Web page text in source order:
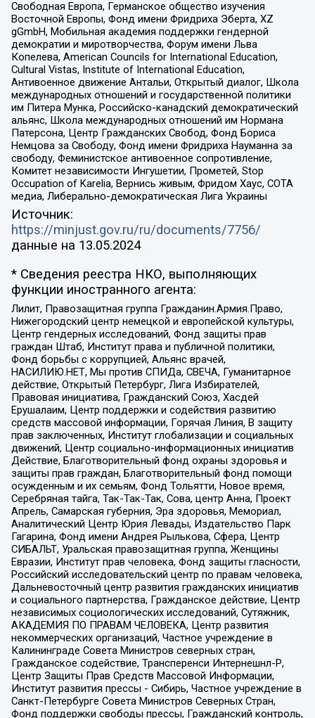
Свободная Европа, Германское общество изучения
Восточной Европы, Фонд имени Фридриха Эберта, XZ
gGmbH, Мобильная академия поддержки гендерной
демократии и миротворчества, Форум имени Льва
Копелева, American Councils for International Education,
Cultural Vistas, Institute of International Education,
Антивоенное движение Антальи, Открытый диалог, Школа
международных отношений и государственной политики
им Питера Мунка, Российско-канадский демократический
альянс, Школа международных отношений им Нормана
Патерсона, Центр Гражданских Свобод, Фонд Бориса
Немцова за Свободу, Фонд имени Фридриха Науманна за
свободу, Феминистское антивоенное сопротивление,
Комитет независимости Ингушетии, Прометей, Stop
Occupation of Karelia, Вернись живым, Фридом Хаус, СОТА
медиа, Либерально-демократическая Лига Украины
Источник:
https://minjust.gov.ru/ru/documents/7756/
данные на 13.05.2024
* Сведения реестра НКО, выполняющих
функции иностранного агента:
Лилит, Правозащитная группа Гражданин.Армия.Право,
Нижегородский центр немецкой и европейской культуры,
Центр гендерных исследований, Фонд защиты прав
граждан Штаб, Институт права и публичной политики,
Фонд борьбы с коррупцией, Альянс врачей,
НАСИЛИЮ.НЕТ, Мы против СПИДа, СВЕЧА, Гуманитарное
действие, Открытый Петербург, Лига Избирателей,
Правовая инициатива, Гражданский Союз, Хасдей
Ерушалаим, Центр поддержки и содействия развитию
средств массовой информации, Горячая Линия, В защиту
прав заключенных, Институт глобализации и социальных
движений, Центр социально-информационных инициатив
Действие, Благотворительный фонд охраны здоровья и
защиты прав граждан, Благотворительный фонд помощи
осужденным и их семьям, Фонд Тольятти, Новое время,
Серебряная тайга, Так-Так-Так, Сова, центр Анна, Проект
Апрель, Самарская губерния, Эра здоровья, Мемориал,
Аналитический Центр Юрия Левады, Издательство Парк
Гагарина, Фонд имени Андрея Рылькова, Сфера, Центр
СИБАЛЬТ, Уральская правозащитная группа, Женщины
Евразии, Институт прав человека, Фонд защиты гласности,
Российский исследовательский центр по правам человека,
Дальневосточный центр развития гражданских инициатив
и социального партнерства, Гражданское действие, Центр
независимых социологических исследований, Сутяжник,
АКАДЕМИЯ ПО ПРАВАМ ЧЕЛОВЕКА, Центр развития
некоммерческих организаций, Частное учреждение в
Калининграде Совета Министров северных стран,
Гражданское содействие, Трансперенси Интернешнл-Р,
Центр Защиты Прав Средств Массовой Информации,
Институт развития прессы - Сибирь, Частное учреждение в
Санкт-Петербурге Совета Министров Северных Стран,
Фонд поддержки свободы прессы, Гражданский контроль,